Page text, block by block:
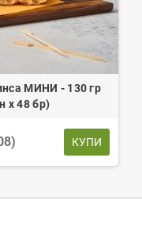
МИНИ - 130 гр
х 48 бр)
КУПИ